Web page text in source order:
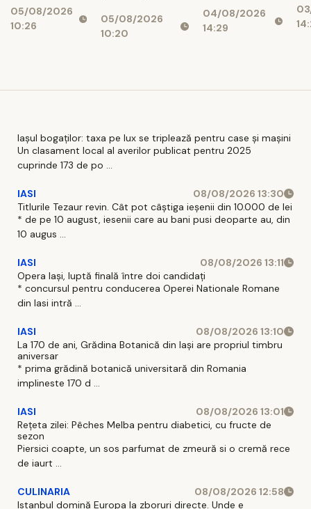
care o lași la
prima
05/08/2026
10:26
reducerea
costurilor
05/08/2026
10:20
recurentă și
ce poate
04/08/2026
14:29
Iașul bogaților: taxa pe lux se triplează pentru case și mașini
Un clasament local al averilor publicat pentru 2025
cuprinde 173 de po ...
IASI
08/08/2026 13:30
Titlurile Tezaur revin. Cât pot câștiga ieșenii din 10.000 de lei
* de pe 10 august, iesenii care au bani pusi deoparte au, din
10 augus ...
IASI
08/08/2026 13:11
Opera Iași, luptă finală între doi candidați
* concursul pentru conducerea Operei Nationale Romane
din Iasi intră ...
IASI
08/08/2026 13:10
La 170 de ani, Grădina Botanică din Iași are propriul timbru
aniversar
* prima grădină botanică universitară din Romania
implineste 170 d ...
IASI
08/08/2026 13:01
Rețeta zilei: Pêches Melba pentru diabetici, cu fructe de
sezon
Piersici coapte, un sos parfumat de zmeură si o cremă rece
de iaurt ...
CULINARIA
08/08/2026 12:58
Istanbul domină Europa la zboruri directe. Unde e